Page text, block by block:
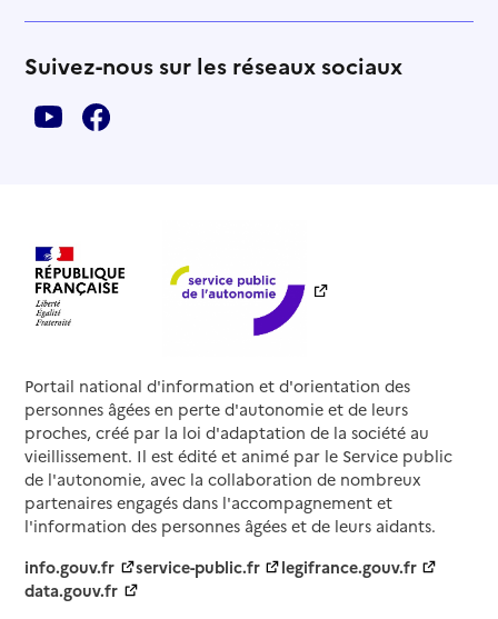
Suivez-nous sur les réseaux sociaux
Portail national d'information et d'orientation des
personnes âgées en perte d'autonomie et de leurs
proches, créé par la loi d'adaptation de la société au
vieillissement. Il est édité et animé par le Service public
de l'autonomie, avec la collaboration de nombreux
partenaires engagés dans l'accompagnement et
l'information des personnes âgées et de leurs aidants.
info.gouv.fr
service-public.fr
legifrance.gouv.fr
data.gouv.fr